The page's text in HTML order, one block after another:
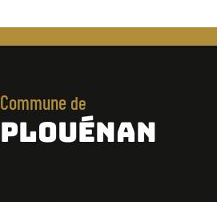
Commune de
PLOUÉNAN